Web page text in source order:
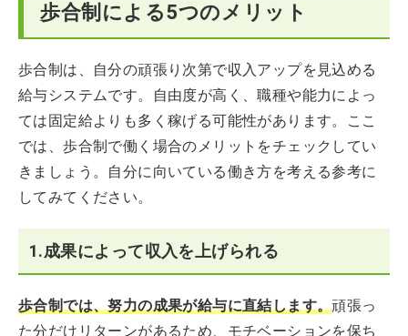
歩合制による5つのメリット
歩合制は、自分の頑張り次第で収入アップを見込める
給与システムです。自由度が高く、職種や能力によっ
ては固定給よりも多く稼げる可能性があります。ここ
では、歩合制で働く場合のメリットをチェックしてい
きましょう。自分に向いている働き方を考える参考に
してみてください。
1.成果によって収入を上げられる
歩合制では、努力の成果が給与に直結します。頑張っ
た分だけリターンがあるため、モチベーションを保ち